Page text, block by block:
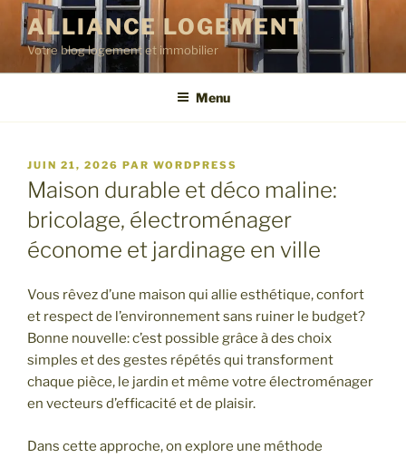
Aller
contenu
principal
ALLIANCE LOGEMENT
Votre blog logement et immobilier
Menu
PUBLIÉ
LE
JUIN 21, 2026 PAR WORDPRESS
Maison durable et déco maline:
bricolage, électroménager
économe et jardinage en ville
Vous rêvez d’une maison qui allie esthétique, confort
et respect de l’environnement sans ruiner le budget?
Bonne nouvelle: c’est possible grâce à des choix
simples et des gestes répétés qui transforment
chaque pièce, le jardin et même votre électroménager
en vecteurs d’efficacité et de plaisir.
Dans cette approche, on explore une méthode